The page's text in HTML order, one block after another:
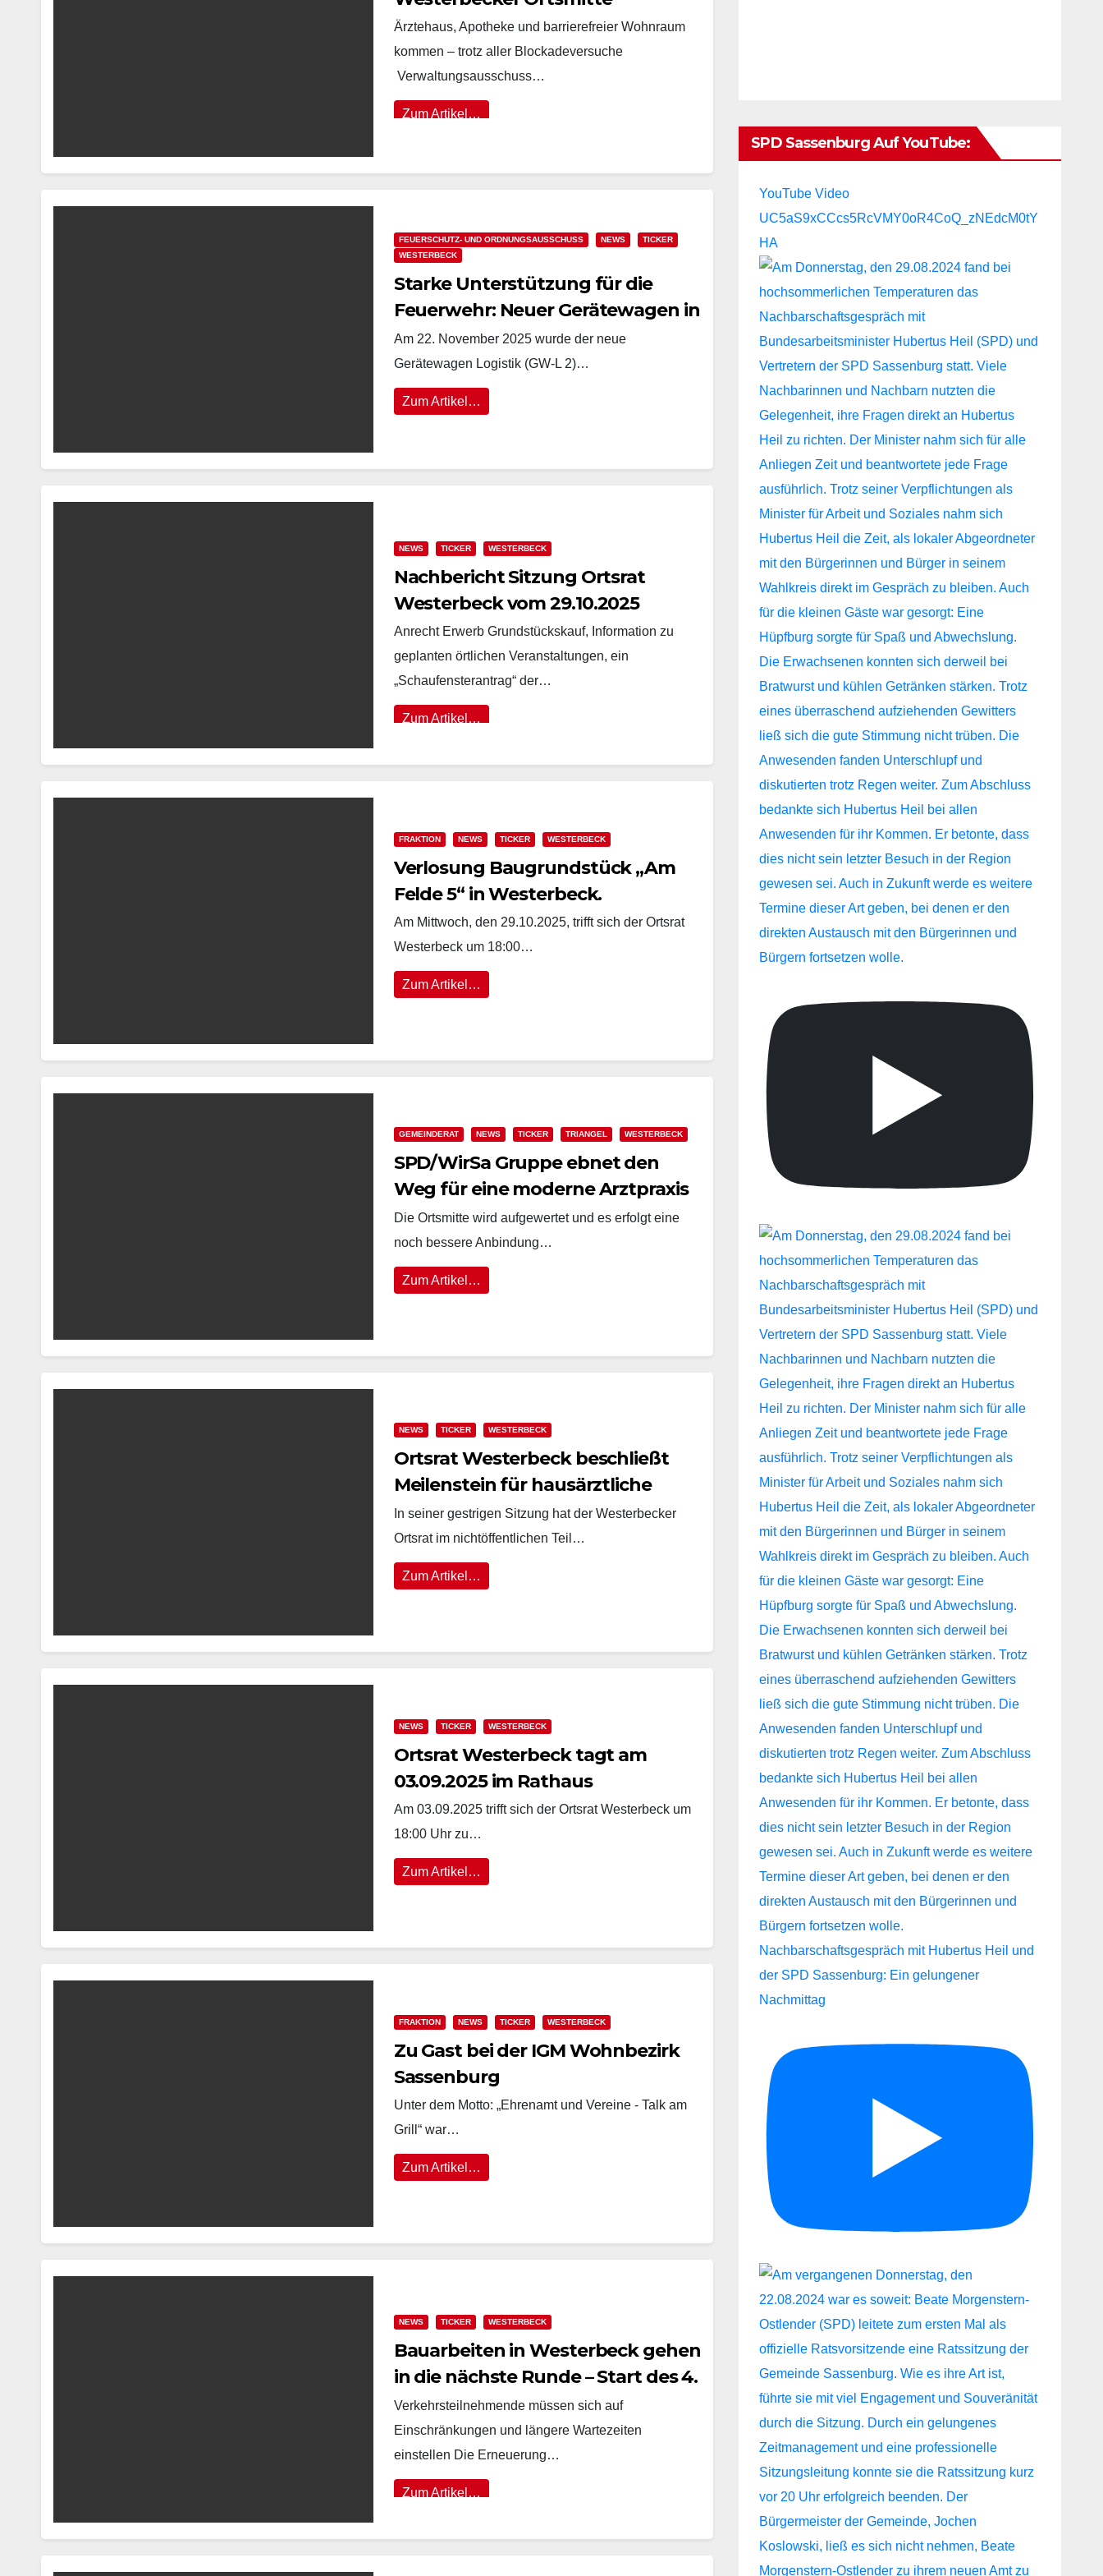
Ärztehaus, Apotheke und barrierefreier Wohnraum
kommen – trotz aller Blockadeversuche
Verwaltungsausschuss…
Zum Artikel…
FEUERSCHUTZ- UND ORDNUNGSAUSSCHUSS NEWS
TICKER
WESTERBECK
Starke Unterstützung für die
Feuerwehr: Neuer Gerätewagen in
Westerbeck übergeben
Am 22. November 2025 wurde der neue
Gerätewagen Logistik (GW-L 2)…
Zum Artikel…
NEWS TICKER WESTERBECK
Nachbericht Sitzung Ortsrat
Westerbeck vom 29.10.2025
Anrecht Erwerb Grundstückskauf, Information zu
geplanten örtlichen Veranstaltungen, ein
„Schaufensterantrag“ der…
Zum Artikel…
FRAKTION NEWS TICKER WESTERBECK
Verlosung Baugrundstück „Am
Felde 5“ in Westerbeck.
Am Mittwoch, den 29.10.2025, trifft sich der Ortsrat
Westerbeck um 18:00…
Zum Artikel…
GEMEINDERAT NEWS TICKER TRIANGEL WESTERBECK
SPD/WirSa Gruppe ebnet den
Weg für eine moderne Arztpraxis
mit Apothekenanbindung und
neuen Wohneinheiten in der
Ortsmitte vom Grundzentrum
Westerbeck.
Die Ortsmitte wird aufgewertet und es erfolgt eine
noch bessere Anbindung…
Zum Artikel…
NEWS TICKER WESTERBECK
Ortsrat Westerbeck beschließt
Meilenstein für hausärztliche
Versorgung
In seiner gestrigen Sitzung hat der Westerbecker
Ortsrat im nichtöffentlichen Teil…
Zum Artikel…
NEWS TICKER WESTERBECK
Ortsrat Westerbeck tagt am
03.09.2025 im Rathaus
Am 03.09.2025 trifft sich der Ortsrat Westerbeck um
18:00 Uhr zu…
Zum Artikel…
FRAKTION NEWS TICKER WESTERBECK
Zu Gast bei der IGM Wohnbezirk
Sassenburg
Unter dem Motto: „Ehrenamt und Vereine - Talk am
Grill“ war…
Zum Artikel…
NEWS TICKER WESTERBECK
Bauarbeiten in Westerbeck gehen
in die nächste Runde – Start des 4.
Bauabschnitts ab 30. Juni
Verkehrsteilnehmende müssen sich auf
Einschränkungen und längere Wartezeiten
einstellen Die Erneuerung…
Zum Artikel…
SPD Sassenburg Auf YouTube:
YouTube Video
UC5aS9xCCcs5RcVMY0oR4CoQ_zNEdcM0tY
HA
Nachbarschaftsgespräch mit Hubertus Heil und
der SPD Sassenburg: Ein gelungener
Nachmittag